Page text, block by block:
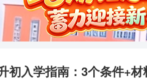
初入学指南：3个条件+材